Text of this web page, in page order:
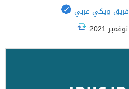
فريق ويكي عربي